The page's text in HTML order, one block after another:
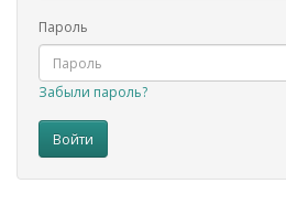
Пароль
Забыли пароль?